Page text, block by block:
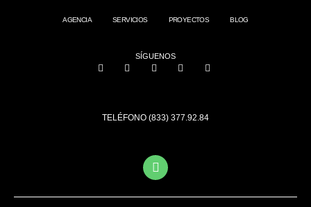
AGENCIA SERVICIOS PROYECTOS BLOG
SÍGUENOS
TELÉFONO (833) 377.92.84